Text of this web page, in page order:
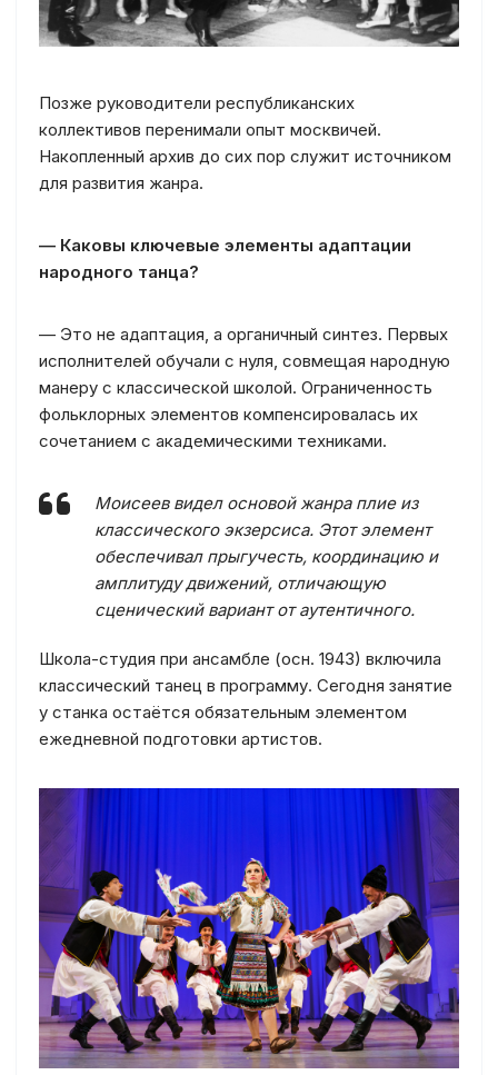
Позже руководители республиканских
коллективов перенимали опыт москвичей.
Накопленный архив до сих пор служит источником
для развития жанра.
— Каковы ключевые элементы адаптации
народного танца?
— Это не адаптация, а органичный синтез. Первых
исполнителей обучали с нуля, совмещая народную
манеру с классической школой. Ограниченность
фольклорных элементов компенсировалась их
сочетанием с академическими техниками.
Моисеев видел основой жанра плие из
классического экзерсиса. Этот элемент
обеспечивал прыгучесть, координацию и
амплитуду движений, отличающую
сценический вариант от аутентичного.
Школа-студия при ансамбле (осн. 1943) включила
классический танец в программу. Сегодня занятие
у станка остаётся обязательным элементом
ежедневной подготовки артистов.